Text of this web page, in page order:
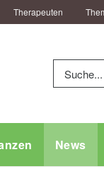
Therapeuten
News